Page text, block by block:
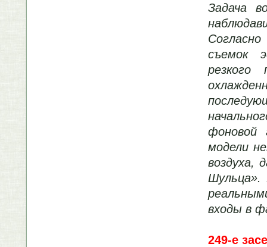
Задача
съемок
резкого
фоновой
модели
воздуха,
Шульца».
входы в
249-е